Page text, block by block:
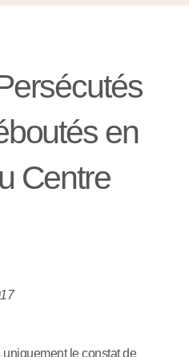
en
Centre
le constat de